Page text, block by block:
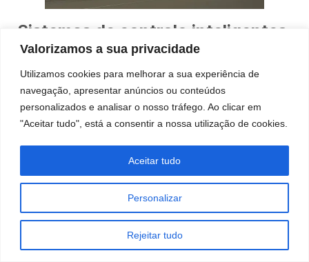
Valorizamos a sua privacidade
Utilizamos cookies para melhorar a sua experiência de
navegação, apresentar anúncios ou conteúdos
personalizados e analisar o nosso tráfego. Ao clicar em
"Aceitar tudo", está a consentir a nossa utilização de cookies.
Personalizar
Rejeitar tudo
Aceitar tudo
Sistemas de controlo inteligentes
A aquisição de controlos inteligentes converte a
iluminação num recurso de eficiência flexível e
dinamicamente optimizado, ajudando a conservar
e a utilizar os LEDs em toda a sua capacidade.
secções menos povoadas de corredores ou
passagens, as luzes podem ser programadas
para baixarem gradualmente ou
desligarem-se quando não é detectado
movimento, mas voltarem a ficar totalmente